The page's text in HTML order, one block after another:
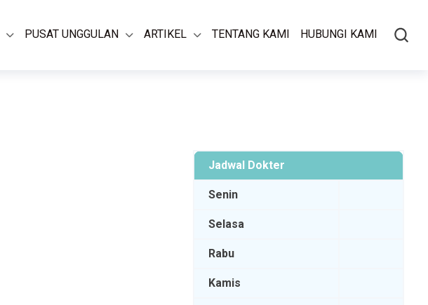
PUSAT UNGGULAN ARTIKEL TENTANG KAMI HUBUNGI KAMI
Jadwal Dokter
Senin
Selasa
Rabu
Kamis